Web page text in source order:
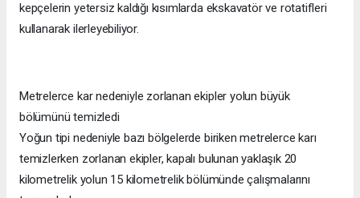
kepçelerin yetersiz kaldığı kısımlarda ekskavatör ve rotatifleri
kullanarak ilerleyebiliyor.
Metrelerce kar nedeniyle zorlanan ekipler yolun büyük
bölümünü temizledi
Yoğun tipi nedeniyle bazı bölgelerde biriken metrelerce karı
temizlerken zorlanan ekipler, kapalı bulunan yaklaşık 20
kilometrelik yolun 15 kilometrelik bölümünde çalışmalarını